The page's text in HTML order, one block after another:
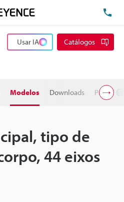
Usar IA Catálogos
Modelos Downloads Preço
tipo de
44 eixos